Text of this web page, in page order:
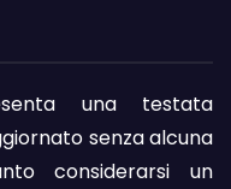
una testata
senza alcuna
considerarsi un